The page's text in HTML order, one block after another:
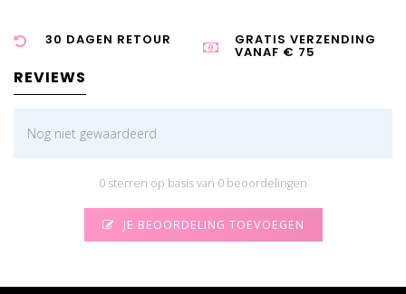
30 DAGEN RETOUR GRATIS VERZENDING
VANAF € 75
REVIEWS
Nog niet gewaardeerd
0 sterren op basis van 0 beoordelingen
JE BEOORDELING TOEVOEGEN